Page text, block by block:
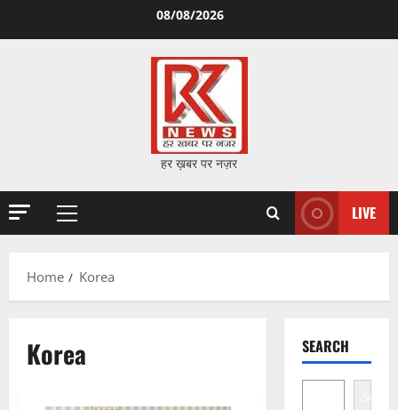
08/08/2026
हर ख़बर पर नज़र
Primary
LIVE
Home Korea
Korea SEARCH
Search